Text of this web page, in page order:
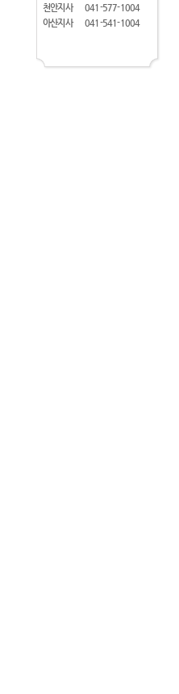
천안지사
041-577-1004
아산지사
041-541-1004